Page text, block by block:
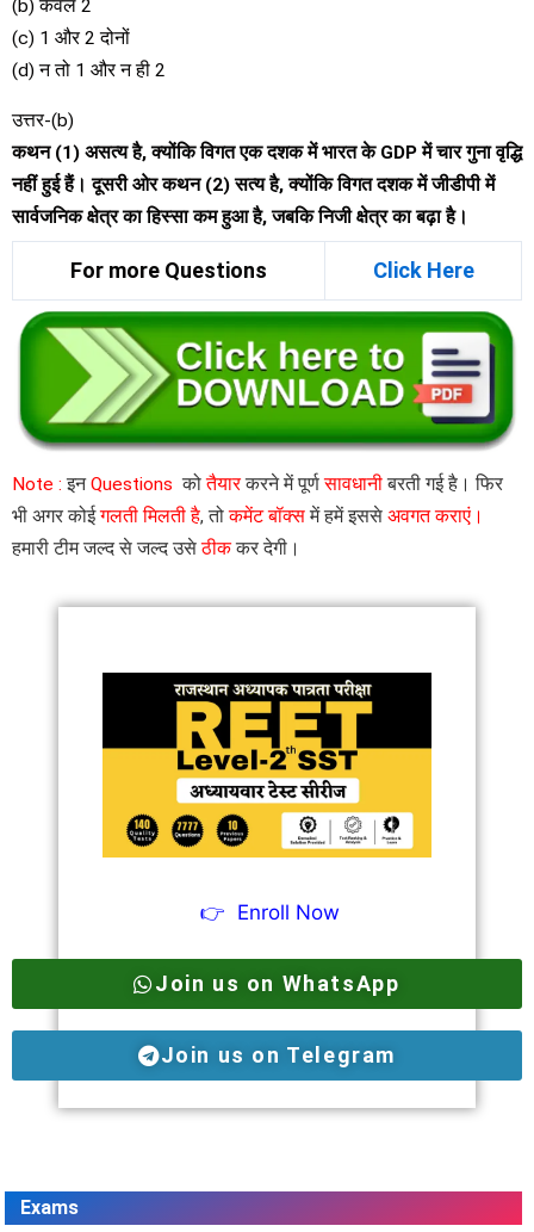
(b) केवल 2
(c) 1 और 2 दोनों
(d) न तो 1 और न ही 2
उत्तर-(b)
कथन (1) असत्य है, क्योंकि विगत एक दशक में भारत के GDP में चार गुना वृद्धि
नहीं हुई हैं। दूसरी ओर कथन (2) सत्य है, क्योंकि विगत दशक में जीडीपी में
सार्वजनिक क्षेत्र का हिस्सा कम हुआ है, जबकि निजी क्षेत्र का बढ़ा है।
For more Questions Click Here
Note : इनQuestions कोतैयारकरने में पूर्णसावधानीबरती गई है। फिर
भी अगर कोईगलती मिलती है, तोकमेंट बॉक्समें हमें इससे अवगत कराएं।
हमारी टीम जल्द से जल्द उसेठीककर देगी।
👉 Enroll Now
Join us on WhatsApp
Join us on Telegram
Exams